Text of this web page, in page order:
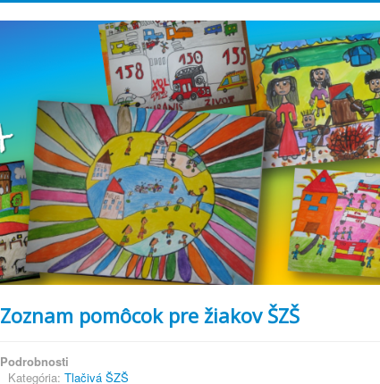
Zoznam pomôcok pre žiakov ŠZŠ
Podrobnosti
Kategória: Tlačivá ŠZŠ